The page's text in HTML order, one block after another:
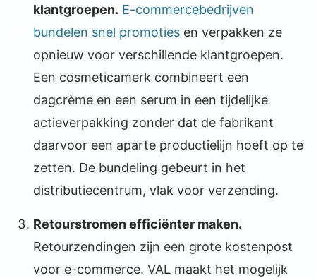
klantgroepen. E-commercebedrijven
bundelen snel promoties en verpakken ze
opnieuw voor verschillende klantgroepen.
Een cosmeticamerk combineert een
dagcrème en een serum in een tijdelijke
actieverpakking zonder dat de fabrikant
daarvoor een aparte productielijn hoeft op te
zetten. De bundeling gebeurt in het
distributiecentrum, vlak voor verzending.
Retourstromen efficiënter maken.
Retourzendingen zijn een grote kostenpost
voor e-commerce. VAL maakt het mogelijk